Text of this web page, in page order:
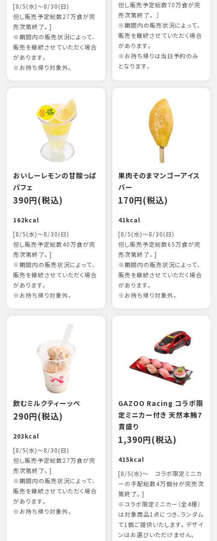
[8/5(水)～8/30(日)
但し販売予定総数27万食が完
売次第終了。]
※期間内の販売状況によって、
販売を継続させていただく場合
があります。
※お持ち帰り対象外。
但し販売予定総数70万食が完
売次第終了。 ］
※期間内の販売状況によって、
販売を継続させていただく場合
があります。
※お持ち帰りは当日予約のみ
となります。
おいしーレモンの甘酸っぱ
パフェ
390円(税込)
162kcal
[8/5(水)～8/30(日)
但し販売予定総数40万食が完
売次第終了。]
※期間内の販売状況によって、
販売を継続させていただく場合
があります。
※お持ち帰り対象外。
果肉そのまマンゴーアイス
バー
170円(税込)
41kcal
[8/5(水)～8/30(日)
但し販売予定総数65万食が完
売次第終了。]
※期間内の販売状況によって、
販売を継続させていただく場合
があります。
※お持ち帰り対象外。
飲むミルクティーッペ
290円(税込)
203kcal
[8/5(水)～8/30(日)
但し販売予定総数27万食が完
売次第終了。]
※期間内の販売状況によって、
販売を継続させていただく場合
があります。
※お持ち帰り対象外。
GAZOO Racing コラボ限
定ミニカー付き 天然本鮪7
貫盛り
1,390円(税込)
415kcal
[8/5(水)～ コラボ限定ミニカ
ーの手配総数4万個分が完売次
第終了。]
※コラボ限定ミニカー（全4種）
は対象商品1点につき、ランダム
で1個ご提供いたします。デザイ
ンはお選びいただけません。